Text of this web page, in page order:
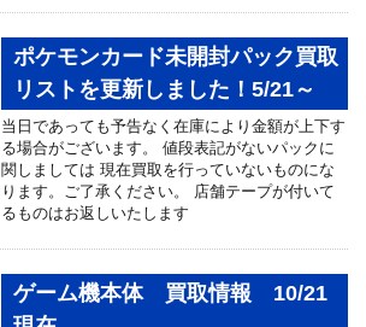
ポケモンカード未開封パック買取
リストを更新しました！5/21～
当日であっても予告なく在庫により金額が上下す
る場合がございます。 値段表記がないパックに
関しましては 現在買取を行っていないものにな
ります。ご了承ください。 店舗テープが付いて
るものはお返しいたします
ゲーム機本体 買取情報 10/21